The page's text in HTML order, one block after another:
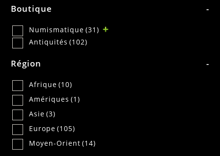
Boutique -
Numismatique (31)
Antiquités (102)
Région -
Afrique (10)
Amériques (1)
Asie (3)
Europe (105)
Moyen-Orient (14)